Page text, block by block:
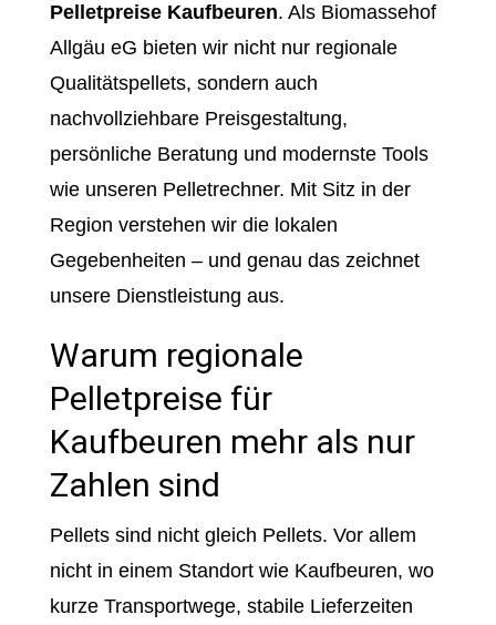
Pelletpreise Kaufbeuren. Als Biomassehof
Allgäu eG bieten wir nicht nur regionale
Qualitätspellets, sondern auch
nachvollziehbare Preisgestaltung,
persönliche Beratung und modernste Tools
wie unseren Pelletrechner. Mit Sitz in der
Region verstehen wir die lokalen
Gegebenheiten – und genau das zeichnet
unsere Dienstleistung aus.
Warum regionale
Pelletpreise für
Kaufbeuren mehr als nur
Zahlen sind
Pellets sind nicht gleich Pellets. Vor allem
nicht in einem Standort wie Kaufbeuren, wo
kurze Transportwege, stabile Lieferzeiten